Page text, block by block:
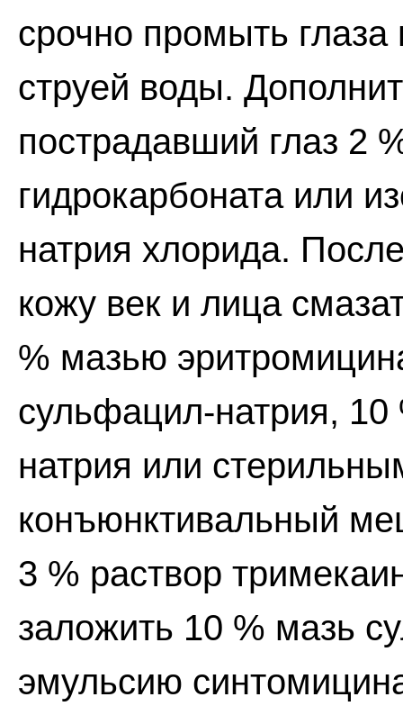
срочно промыть
струей воды.
пострадавший глаз 2
гидрокарбоната или
натрия хлорида.
кожу век и лица
% мазью
сульфацил-натрия,
натрия или
конъюнктивальный
3 % раствор
заложить 10 % мазь
эмульсию